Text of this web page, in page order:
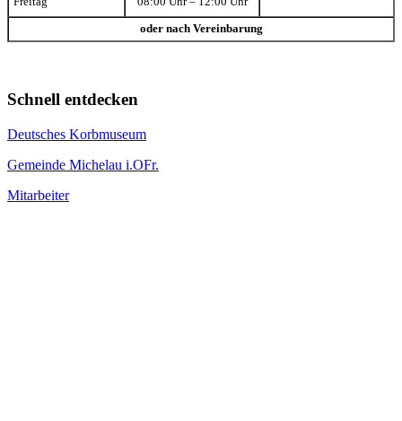
oder nach Vereinbarung
Schnell entdecken
Deutsches Korbmuseum
Gemeinde Michelau i.OFr.
Mitarbeiter